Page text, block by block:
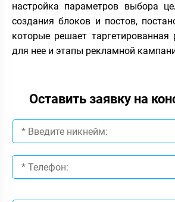
настройка параметров выбора
создания блоков и постов,
которые решает таргетированная
для нее и этапы рекламной
Оставить заявку на